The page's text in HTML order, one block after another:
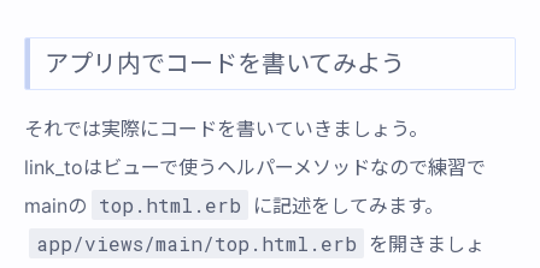
アプリ内でコードを書いてみよう
それでは実際にコードを書いていきましょう。
link_toはビューで使うヘルパーメソッドなので練習で
mainの top.html.erb に記述をしてみます。
app/views/main/top.html.erb
を開きましょ